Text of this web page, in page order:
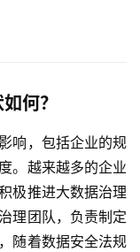
何？
响，包括企业的规
。越来越多的企业
极推进大数据治理
理团队，负责制定
随着数据安全法规